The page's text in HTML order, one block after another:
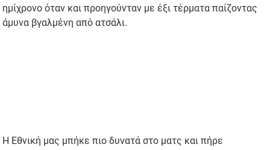
ημίχρονο όταν και προηγούνταν με έξι τέρματα παίζοντας
άμυνα βγαλμένη από ατσάλι.
Η Εθνική μας μπήκε πιο δυνατά στο ματς και πήρε